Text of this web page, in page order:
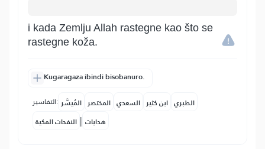
i kada Zemlju Allah rastegne kao što se
rastegne koža.
Kugaragaza ibindi bisobanuro.
التفاسير: المُيسَّر المختصر السعدي ابن كثير الطبري
النفحات المكية | هدايات